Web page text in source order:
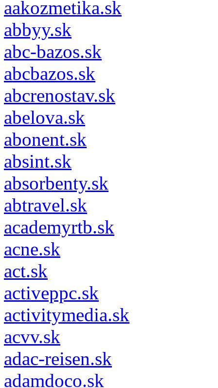
aakozmetika.sk
abbyy.sk
abc-bazos.sk
abcbazos.sk
abcrenostav.sk
abelova.sk
abonent.sk
absint.sk
absorbenty.sk
abtravel.sk
academyrtb.sk
acne.sk
act.sk
activeppc.sk
activitymedia.sk
acvv.sk
adac-reisen.sk
adamdoco.sk